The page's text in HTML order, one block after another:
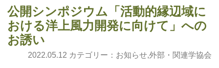
公開シンポジウム「活動的縁辺域に
おける洋上風力開発に向けて」への
お誘い
2022.05.12 カテゴリー： お知らせ,外部・関連学協会